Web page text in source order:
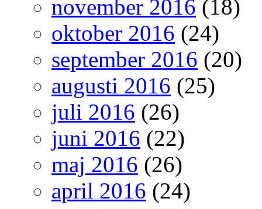
november 2016 (18)
oktober 2016 (24)
september 2016 (20)
augusti 2016 (25)
juli 2016 (26)
juni 2016 (22)
maj 2016 (26)
april 2016 (24)